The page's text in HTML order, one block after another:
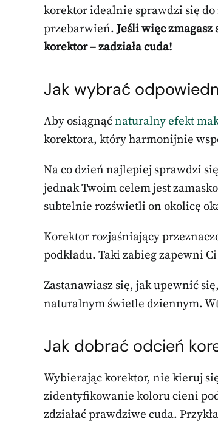
korektor idealnie sprawdzi się
przebarwień.Jeśli więc
korektor – zadziała cuda!
Jak wybrać
Aby osiągnąćnaturalny efekt
korektora, który harmonijnie
Na co dzień najlepiej sprawdzi
jednak Twoim celem jest
subtelnie rozświetli on okolicę
Korektor rozjaśniający
podkładu. Taki zabieg zapewni
Zastanawiasz się, jak upewnić
naturalnym świetle dziennym.
Jak dobrać odcień
Wybierając korektor, nie kieruj
zidentyfikowanie koloru cieni
zdziałać prawdziwe cuda.